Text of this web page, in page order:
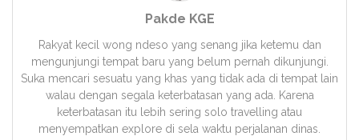
Pakde KGE
Rakyat kecil wong ndeso yang senang jika ketemu dan
mengunjungi tempat baru yang belum pernah dikunjungi.
Suka mencari sesuatu yang khas yang tidak ada di tempat lain
walau dengan segala keterbatasan yang ada. Karena
keterbatasan itu lebih sering solo travelling atau
menyempatkan explore di sela waktu perjalanan dinas.